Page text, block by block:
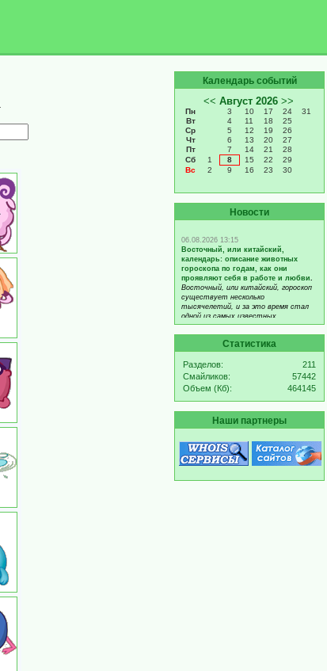
Календарь событий
Новости
Статистика
Разделов:
211
Смайликов:
57442
Объем (Кб):
464145
Наши партнеры